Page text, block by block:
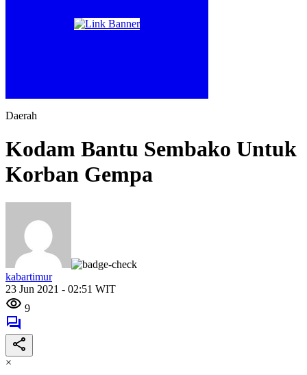
Daerah
Kodam Bantu Sembako Untuk
Korban Gempa
kabartimur
23 Jun 2021 - 02:51 WIT
9
×